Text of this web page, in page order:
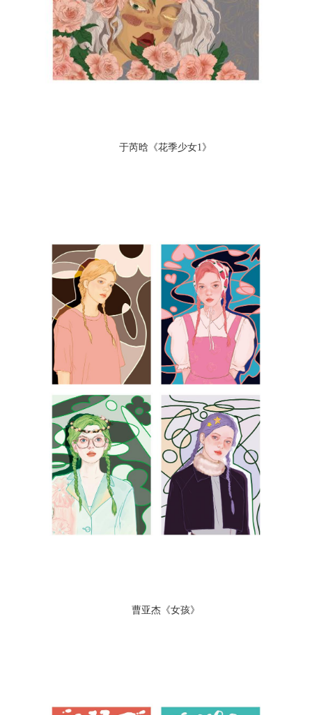
于芮晗《花季少女1》
曹亚杰《女孩》